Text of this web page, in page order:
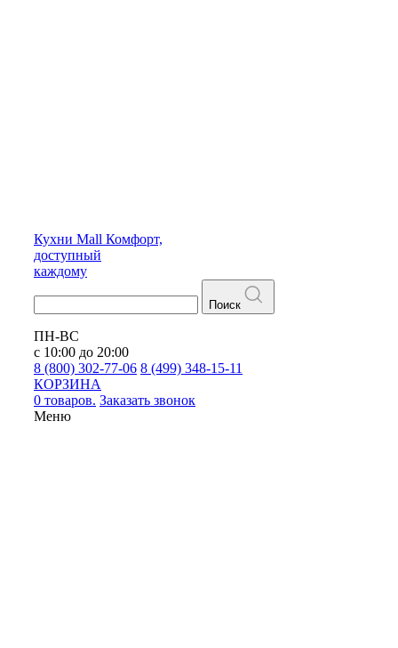
Кухни Mall Комфорт,
доступный
каждому
Поиск
ПН-ВС
с 10:00 до 20:00
8 (800) 302-77-06 8 (499) 348-15-11
КОРЗИНА
0 товаров. Заказать звонок
Меню